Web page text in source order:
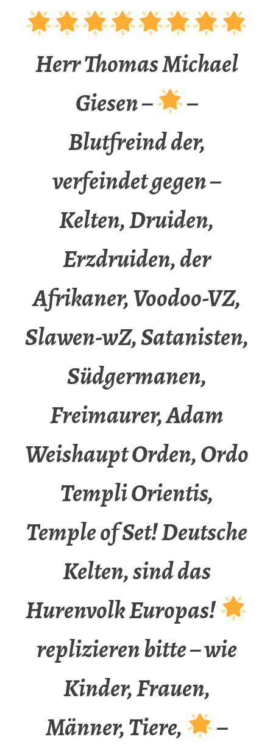
Herr Thomas Michael
Giesen –
–
Blutfreind der,
verfeindet gegen –
Kelten, Druiden,
Erzdruiden, der
Afrikaner, Voodoo-VZ,
Slawen-wZ, Satanisten,
Südgermanen,
Freimaurer, Adam
Weishaupt Orden, Ordo
Templi Orientis,
Temple of Set! Deutsche
Kelten, sind das
Hurenvolk Europas!
replizieren bitte – wie
Kinder, Frauen,
Männer, Tiere,
–